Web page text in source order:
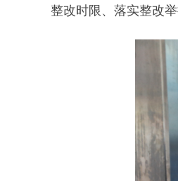
整改时限、落实整改